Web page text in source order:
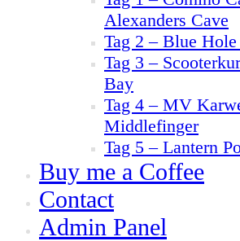
Alexanders Cave
Tag 2 – Blue
Tag 3 –
Bay
Tag 4 – MV
Middlefinger
Tag 5 – Lantern
Buy me a Coffee
Contact
Admin Panel